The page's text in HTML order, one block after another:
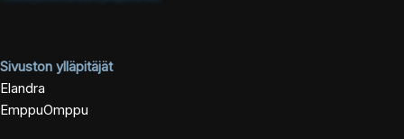
Sivuston ylläpitäjät
Elandra
EmppuOmppu